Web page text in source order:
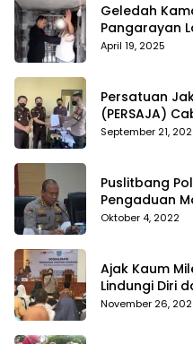
Geledah
Pangarayan
Temuan
April 19, 2025
Persatuan
(PERSAJA)
Tanggamus
September 21,
Puslitbang
Pengaduan
Oktober 4, 2022
Ajak Kaum
Lindungi Diri
November 26,